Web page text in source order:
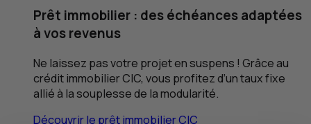
Prêt immobilier : des échéances adaptées
à vos revenus
Ne laissez pas votre projet en suspens ! Grâce au
crédit immobilierCIC, vous profitez d’un taux fixe
allié à la souplesse de la modularité.
Découvrir le prêt immobilierCIC